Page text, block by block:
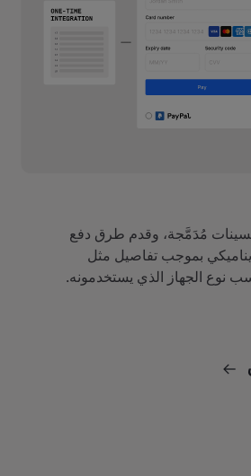
مُدَمَّجة، وقدم طرق دفع
بموجب تفاصيل مثل
نوع الجهاز الذي يستخدمونه.